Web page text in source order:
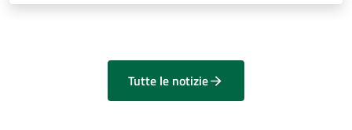
Tutte le notizie